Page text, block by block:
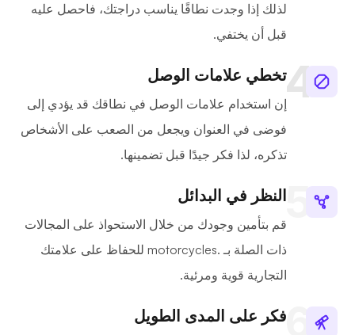
لذلك إذا وجدت نطاقًا يناسب دراجتك، فاحصل عليه
قبل أن يختفي.
تخطي علامات الوصل
إن استخدام علامات الوصل في نطاقك قد يؤدي إلى
فوضى في العنوان ويجعل من الصعب على الأشخاص
تذكره، لذا فكر جيدًا قبل تضمينها.
النظر في البدائل
قم بتأمين وجودك من خلال الاستحواذ على المجالات
ذات الصلة بـ .motorcycles للحفاظ على علامتك
التجارية قوية ومرئية.
فكر على المدى الطويل